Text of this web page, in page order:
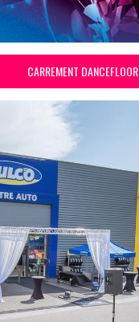
CARREMENT DANCEFLOOR